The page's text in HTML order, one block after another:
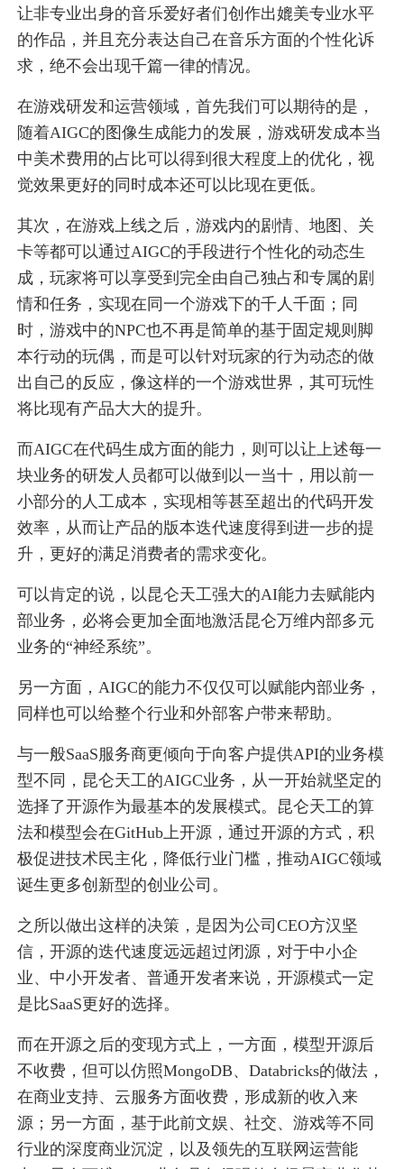
让非专业出身的音乐爱好者们创作出媲美专业水平
的作品，并且充分表达自己在音乐方面的个性化诉
求，绝不会出现千篇一律的情况。
在游戏研发和运营领域，首先我们可以期待的是，
随着AIGC的图像生成能力的发展，游戏研发成本当
中美术费用的占比可以得到很大程度上的优化，视
觉效果更好的同时成本还可以比现在更低。
其次，在游戏上线之后，游戏内的剧情、地图、关
卡等都可以通过AIGC的手段进行个性化的动态生
成，玩家将可以享受到完全由自己独占和专属的剧
情和任务，实现在同一个游戏下的千人千面；同
时，游戏中的NPC也不再是简单的基于固定规则脚
本行动的玩偶，而是可以针对玩家的行为动态的做
出自己的反应，像这样的一个游戏世界，其可玩性
将比现有产品大大的提升。
而AIGC在代码生成方面的能力，则可以让上述每一
块业务的研发人员都可以做到以一当十，用以前一
小部分的人工成本，实现相等甚至超出的代码开发
效率，从而让产品的版本迭代速度得到进一步的提
升，更好的满足消费者的需求变化。
可以肯定的说，以昆仑天工强大的AI能力去赋能内
部业务，必将会更加全面地激活昆仑万维内部多元
业务的“神经系统”。
另一方面，AIGC的能力不仅仅可以赋能内部业务，
同样也可以给整个行业和外部客户带来帮助。
与一般SaaS服务商更倾向于向客户提供API的业务模
型不同，昆仑天工的AIGC业务，从一开始就坚定的
选择了开源作为最基本的发展模式。昆仑天工的算
法和模型会在GitHub上开源，通过开源的方式，积
极促进技术民主化，降低行业门槛，推动AIGC领域
诞生更多创新型的创业公司。
之所以做出这样的决策，是因为公司CEO方汉坚
信，开源的迭代速度远远超过闭源，对于中小企
业、中小开发者、普通开发者来说，开源模式一定
是比SaaS更好的选择。
而在开源之后的变现方式上，一方面，模型开源后
不收费，但可以仿照MongoDB、Databricks的做法，
在商业支持、云服务方面收费，形成新的收入来
源；另一方面，基于此前文娱、社交、游戏等不同
行业的深度商业沉淀，以及领先的互联网运营能